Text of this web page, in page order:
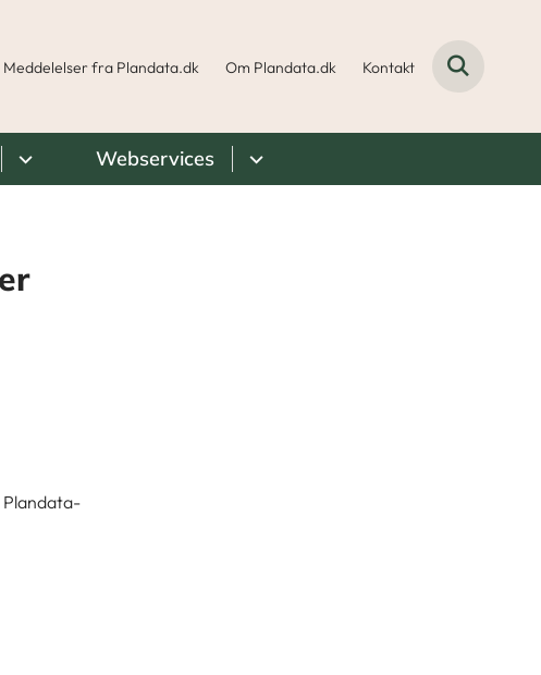
Meddelelser fra Plandata.dk Om Plandata.dk Kontakt
Webservices
Plandata-